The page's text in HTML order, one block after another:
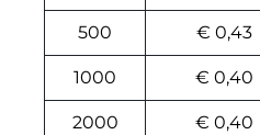
500 € 0,43
1000 € 0,40
2000 € 0,40